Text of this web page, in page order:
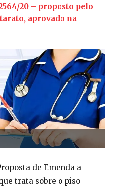
20 – proposto pelo
aprovado na
de Emenda a
trata sobre o piso